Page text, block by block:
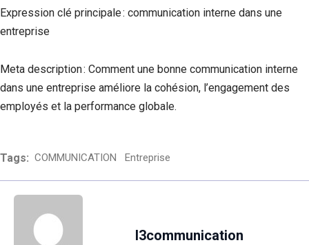
Expression clé principale : communication interne dans une
entreprise
Meta description : Comment une bonne communication interne
dans une entreprise améliore la cohésion, l’engagement des
employés et la performance globale.
Tags: COMMUNICATION Entreprise
l3communication